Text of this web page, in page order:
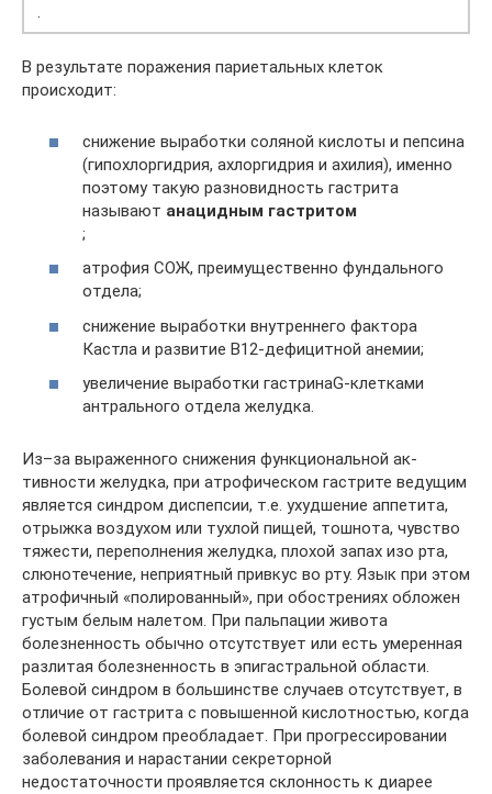
.
В результате поражения париетальных клеток
происходит:
снижение выработки соляной кислоты и пепсина
(гипохлоргидрия, ахлоргидрия и ахилия), именно
поэтому такую разновидность гастрита
называют анацидным гастритом
;
атрофия СОЖ, преимущественно фундального
отдела;
снижение выработки внутреннего фактора
Кастла и развитие В12-дефицитной анемии;
увеличение выработки гастринаG-клетками
антрального отдела желудка.
Из–за выраженного снижения функциональной ак­
тивности желудка, при атрофическом гастрите ведущим
является синдром диспепсии, т.е. ухудшение аппетита,
отрыжка воздухом или тухлой пищей, тошнота, чувство
тяжести, переполнения желудка, плохой запах изо рта,
слюнотечение, неприятный привкус во рту. Язык при этом
атрофичный «полированный», при обострениях обложен
густым белым налетом. При пальпации живота
болезненность обычно отсутствует или есть умеренная
разлитая болезненность в эпигастральной области.
Болевой синдром в большинстве случаев отсутствует, в
отличие от гастрита с повышенной кислотностью, когда
болевой синдром преобладает. При прогрессировании
заболевания и нарастании секреторной
недостаточности проявляется склонность к диарее